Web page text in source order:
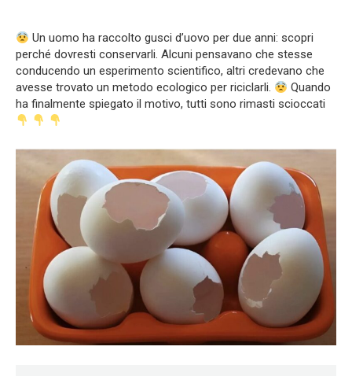
Un uomo ha raccolto gusci d’uovo per due anni: scopri
perché dovresti conservarli. Alcuni pensavano che stesse
conducendo un esperimento scientifico, altri credevano che
avesse trovato un metodo ecologico per riciclarli.
Quando
ha finalmente spiegato il motivo, tutti sono rimasti scioccati